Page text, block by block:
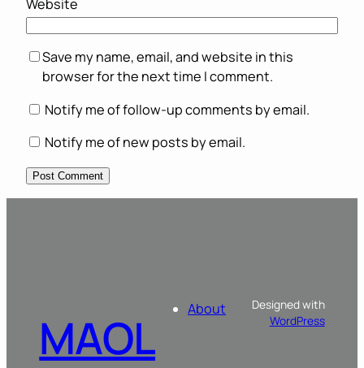
Website
Save my name, email, and website in this
browser for the next time I comment.
Notify me of follow-up comments by email.
Notify me of new posts by email.
MAOL About
Designed with
WordPress